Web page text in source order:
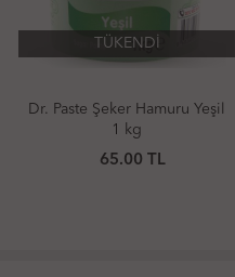
TÜKENDİ
Dr. Paste Şeker Hamuru Yeşil
1 kg
65.00 TL